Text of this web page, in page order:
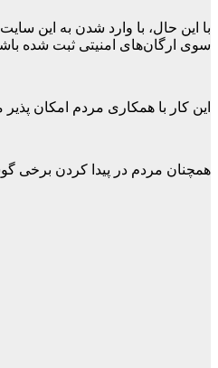
سوی ارگان‌های امنیتی ثبت شده
این کار با همکاری مردم امکان
همچنان مردم در پیدا کردن برخی